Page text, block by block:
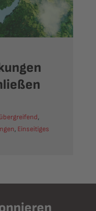
,
, Einseitiges